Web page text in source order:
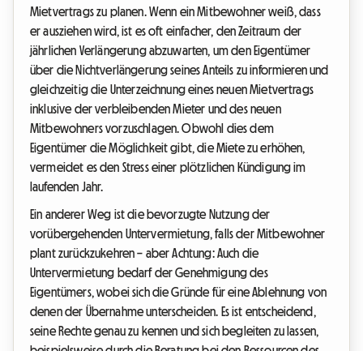
Mietvertrags zu planen. Wenn ein Mitbewohner weiß, dass
er ausziehen wird, ist es oft einfacher, den Zeitraum der
jährlichen Verlängerung abzuwarten, um den Eigentümer
über die Nichtverlängerung seines Anteils zu informieren und
gleichzeitig die Unterzeichnung eines neuen Mietvertrags
inklusive der verbleibenden Mieter und des neuen
Mitbewohners vorzuschlagen. Obwohl dies dem
Eigentümer die Möglichkeit gibt, die Miete zu erhöhen,
vermeidet es den Stress einer plötzlichen Kündigung im
laufenden Jahr.
Ein anderer Weg ist die bevorzugte Nutzung der
vorübergehenden Untervermietung, falls der Mitbewohner
plant zurückzukehren – aber Achtung: Auch die
Untervermietung bedarf der Genehmigung des
Eigentümers, wobei sich die Gründe für eine Ablehnung von
denen der Übernahme unterscheiden. Es ist entscheidend,
seine Rechte genau zu kennen und sich begleiten zu lassen,